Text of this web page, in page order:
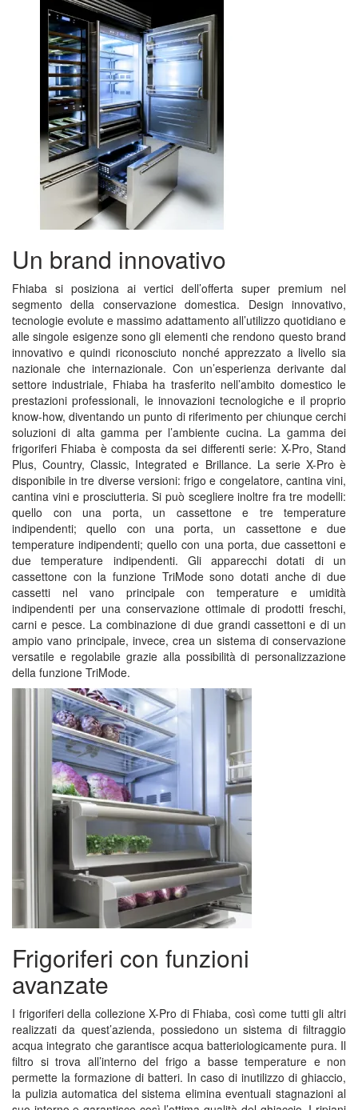
Un brand innovativo
Fhiaba si posiziona ai vertici dell’offerta super premium nel
segmento della conservazione domestica. Design innovativo,
tecnologie evolute e massimo adattamento all’utilizzo quotidiano e
alle singole esigenze sono gli elementi che rendono questo brand
innovativo e quindi riconosciuto nonché apprezzato a livello sia
nazionale che internazionale. Con un’esperienza derivante dal
settore industriale, Fhiaba ha trasferito nell’ambito domestico le
prestazioni professionali, le innovazioni tecnologiche e il proprio
know-how, diventando un punto di riferimento per chiunque cerchi
soluzioni di alta gamma per l’ambiente cucina. La gamma dei
frigoriferi Fhiaba è composta da sei differenti serie: X-Pro, Stand
Plus, Country, Classic, Integrated e Brillance. La serie X-Pro è
disponibile in tre diverse versioni: frigo e congelatore, cantina vini,
cantina vini e prosciutteria. Si può scegliere inoltre fra tre modelli:
quello con una porta, un cassettone e tre temperature
indipendenti; quello con una porta, un cassettone e due
temperature indipendenti; quello con una porta, due cassettoni e
due temperature indipendenti. Gli apparecchi dotati di un
cassettone con la funzione TriMode sono dotati anche di due
cassetti nel vano principale con temperature e umidità
indipendenti per una conservazione ottimale di prodotti freschi,
carni e pesce. La combinazione di due grandi cassettoni e di un
ampio vano principale, invece, crea un sistema di conservazione
versatile e regolabile grazie alla possibilità di personalizzazione
della funzione TriMode.
Frigoriferi con funzioni
avanzate
I frigoriferi della collezione X-Pro di Fhiaba, così come tutti gli altri
realizzati da quest’azienda, possiedono un sistema di filtraggio
acqua integrato che garantisce acqua batteriologicamente pura. Il
filtro si trova all’interno del frigo a basse temperature e non
permette la formazione di batteri. In caso di inutilizzo di ghiaccio,
la pulizia automatica del sistema elimina eventuali stagnazioni al